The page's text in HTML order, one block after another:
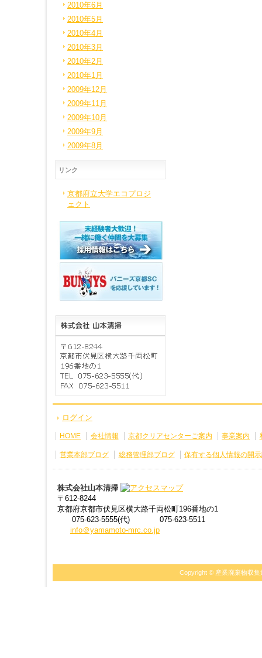
2010年6月
2010年5月
2010年4月
2010年3月
2010年2月
2010年1月
2009年12月
2009年11月
2009年10月
2009年9月
2009年8月
リンク
京都府立大学エコプロジ
ェクト
ログイン
HOME 会社情報 京都クリアセンターご案内 事業案内
営業本部ブログ 総務管理部ブログ 保有する個人情報の開
株式会社山本清掃
〒612-8244
京都府京都市伏見区横大路千両松町196番地の1
075-623-5555(代)
075-623-5511
info＠yamamoto-mrc.co.jp
Copyright © 産業廃棄物収